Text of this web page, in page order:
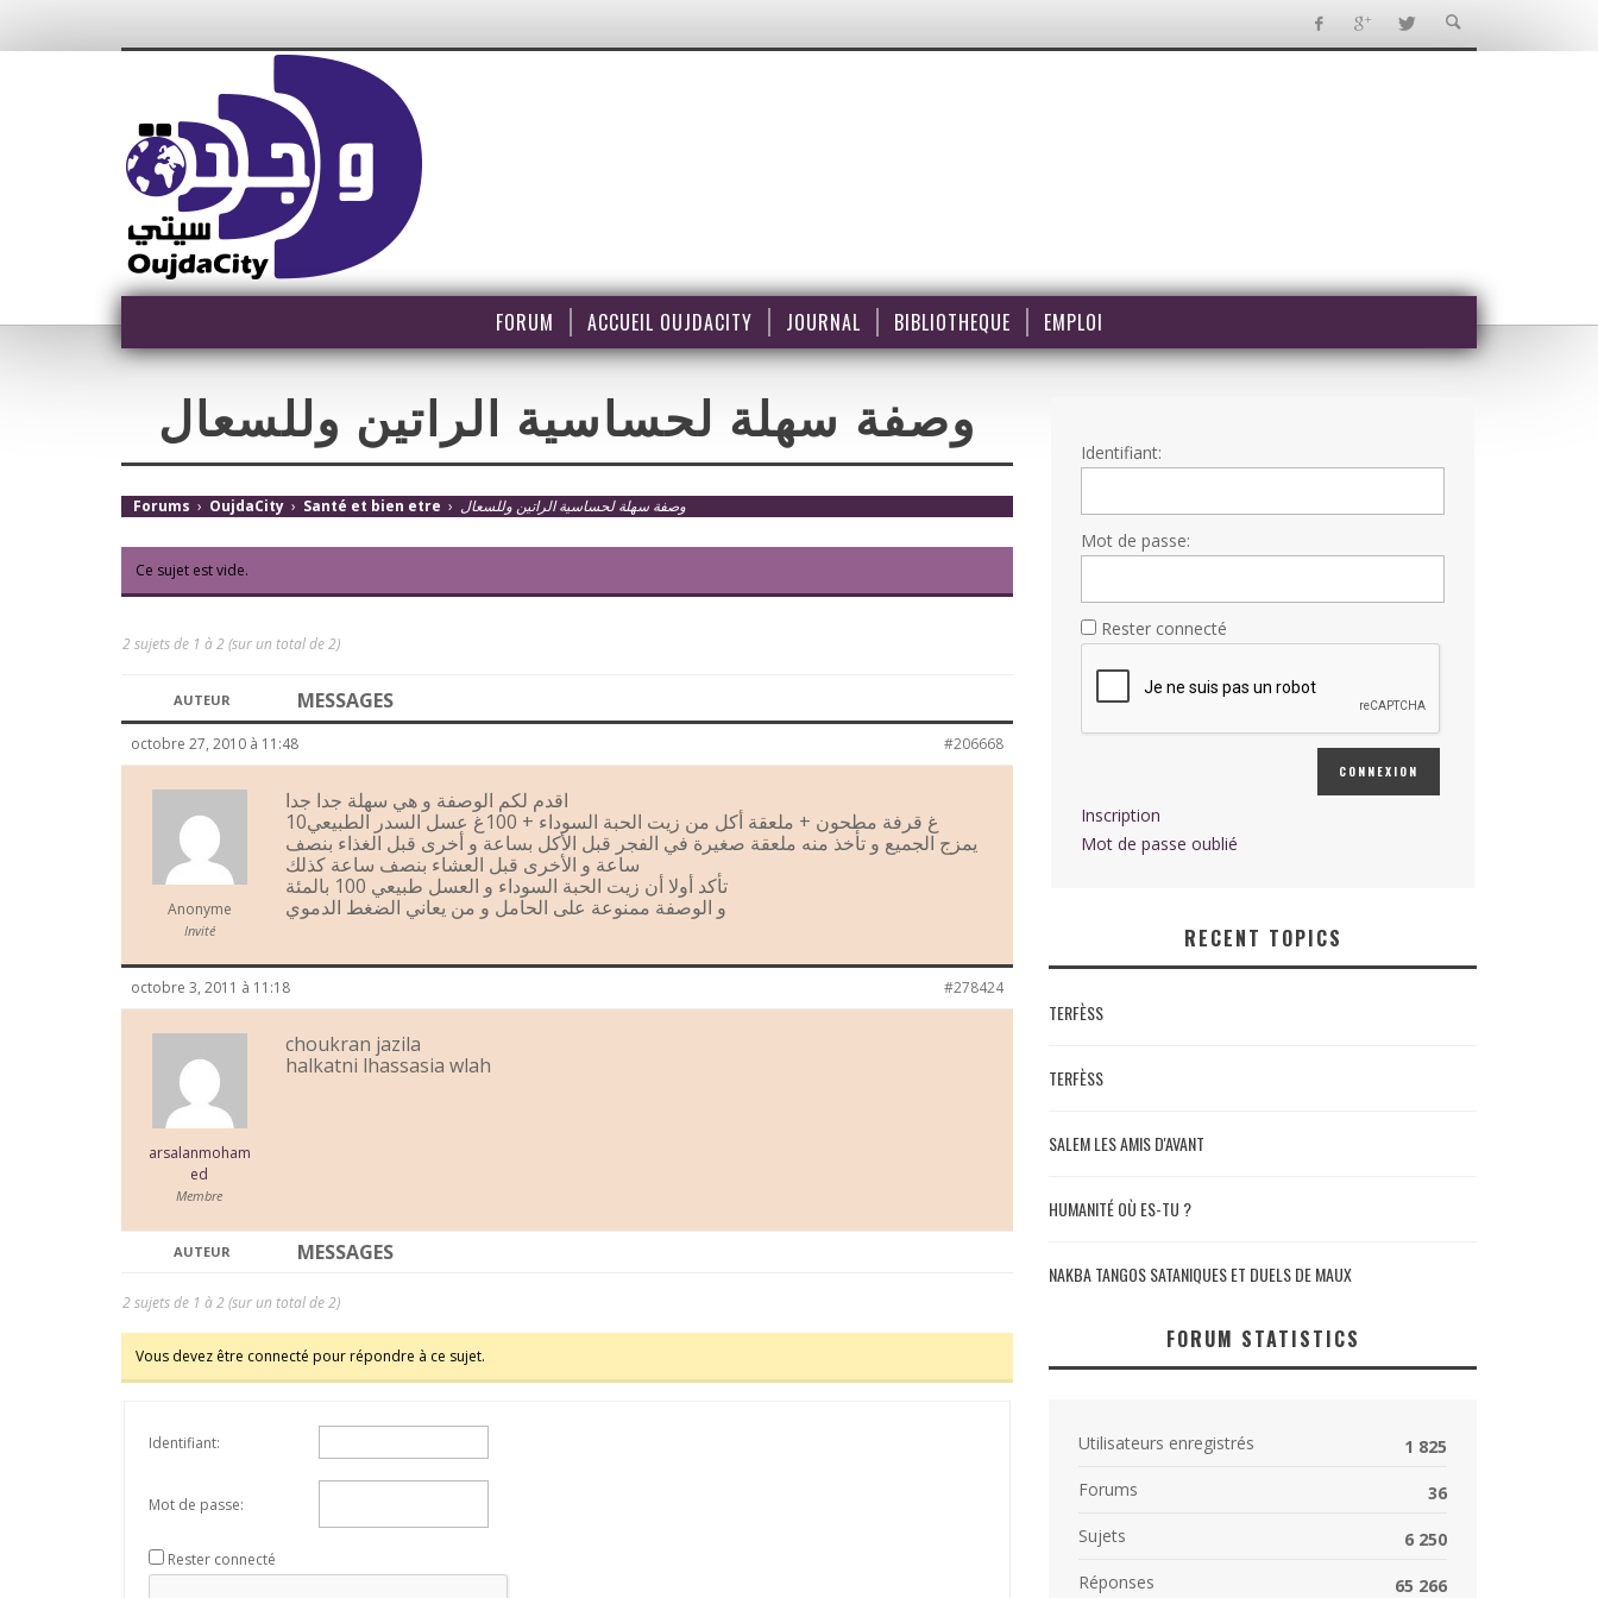
FORUM ACCUEIL OUJDACITY JOURNAL BIBLIOTHEQUE EMPLOI
وصفة سهلة لحساسية الراتين وللسعال
Forums › OujdaCity › Santé et bien etre › وصفة سهلة لحساسية الراتين وللسعال
Ce sujet est vide.
2 sujets de 1 à 2 (sur un total de 2)
AUTEUR MESSAGES
octobre 27, 2010 à 11:48 #206668
Anonyme
Invité
اقدم لكم الوصفة و هي سهلة جدا جدا
10غ قرفة مطحون + ملعقة أكل من زيت الحبة السوداء + 100غ عسل السدر الطبيعي
يمزج الجميع و تأخذ منه ملعقة صغيرة في الفجر قبل الأكل بساعة و أخرى قبل الغذاء بنصف
ساعة و الأخرى قبل العشاء بنصف ساعة كذلك
تأكد أولا أن زيت الحبة السوداء و العسل طبيعي 100 بالمئة
و الوصفة ممنوعة على الحامل و من يعاني الضغط الدموي
octobre 3, 2011 à 11:18 #278424
arsalanmoham
ed
Membre
choukran jazila
halkatni lhassasia wlah
AUTEUR MESSAGES
2 sujets de 1 à 2 (sur un total de 2)
Vous devez être connecté pour répondre à ce sujet.
Identifiant:
Mot de passe:
Rester connecté
Identifiant:
Mot de passe:
Rester connecté
CONNEXION
Inscription
Mot de passe oublié
RECENT TOPICS
TERFÈSS
TERFÈSS
SALEM LES AMIS D'AVANT
HUMANITÉ OÙ ES-TU ?
NAKBA TANGOS SATANIQUES ET DUELS DE MAUX
FORUM STATISTICS
Utilisateurs enregistrés
1 825
Forums
36
Sujets
6 250
Réponses
65 266